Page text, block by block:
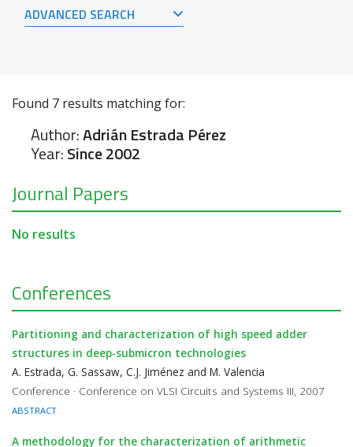
ADVANCED SEARCH
Found 7 results matching for:
Author:Adrián Estrada Pérez
Year:Since 2002
Journal Papers
No results
Conferences
Partitioning and characterization of high speed adder
structures in deep-submicron technologies
A. Estrada, G. Sassaw, C.J. Jiménez and M. Valencia
Conference · Conference on VLSI Circuits and Systems III, 2007
ABSTRACT
A methodology for the characterization of arithmetic